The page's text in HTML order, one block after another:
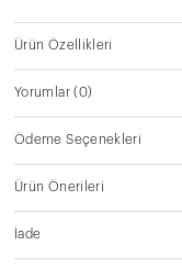
Ürün Özellikleri
Yorumlar(0)
Ödeme Seçenekleri
Ürün Önerileri
İade